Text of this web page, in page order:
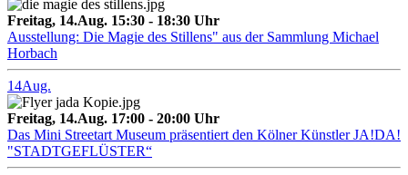
Freitag, 14.Aug. 15:30 - 18:30 Uhr
Ausstellung: Die Magie des Stillens" aus der Sammlung Michael
Horbach
14Aug.
Freitag, 14.Aug. 17:00 - 20:00 Uhr
Das Mini Streetart Museum präsentiert den Kölner Künstler JA!DA!
"STADTGEFLÜSTER“